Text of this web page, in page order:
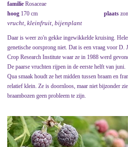
familie Rosaceae
hoog 170 cm plaats
vrucht, kleinfruit, bijenplant
Daar is weer zo'n gekke ingewikkelde kruising.
genetische oorsprong niet. Dat is een vraag voor D.
Crop Research Institute waar ze in 1988 werd
De paarse vruchten rijpen in de eerste helft van juni.
Qua smaak houdt ze het midden tussen braam en
relatief klein. Ze is doornloos, maar niet bijzonder
braambozen geen probleem te zijn.